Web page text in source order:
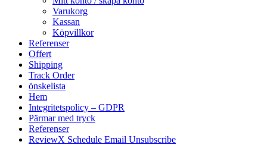
Varukorg
Kassan
Köpvillkor
Referenser
Offert
Shipping
Track Order
önskelista
Hem
Integritetspolicy – GDPR
Pärmar med tryck
Referenser
ReviewX Schedule Email Unsubscribe